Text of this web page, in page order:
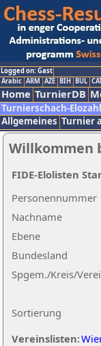
Logged on: Gast
Arabic ARM AZE BIH BUL
Home TurnierDB
Turnierschach-Elozahl
Allgemeines Turnier
Willkommen
Nachname
Ebene
Sortierung
Personennummer
Bundesland
Spgem./Kreis/
Vereinslisten:
FIDE-Elolisten